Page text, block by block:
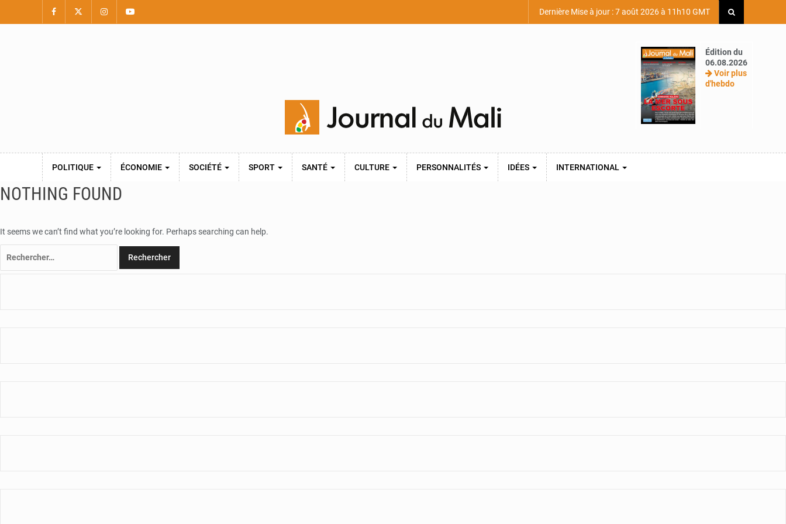
Dernière Mise à jour : 7 août 2026 à 11h10 GMT
Édition du
06.08.2026
Voir plus
d'hebdo
POLITIQUE ÉCONOMIE SOCIÉTÉ SPORT SANTÉ CULTURE PERSONNALITÉS IDÉES INTERNATIONAL
NOTHING FOUND
It seems we can’t find what you’re looking for. Perhaps searching can help.